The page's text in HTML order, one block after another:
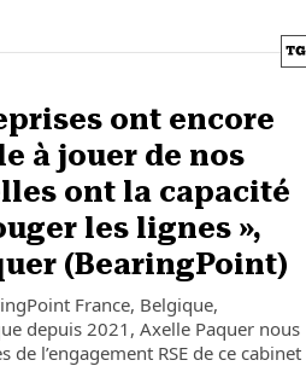
ont encore
à jouer de nos
ont la capacité
les lignes »,
(BearingPoint)
France, Belgique,
depuis 2021, Axelle Paquer nous
de l’engagement RSE de ce cabinet